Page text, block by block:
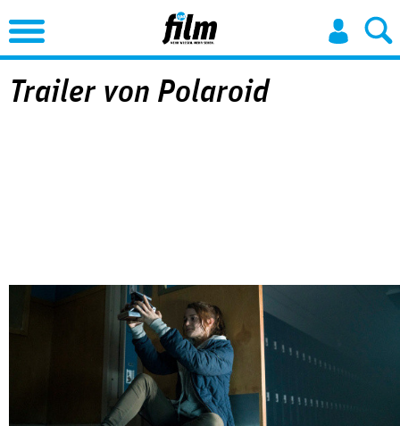
Jump to Navigation
Trailer von Polaroid